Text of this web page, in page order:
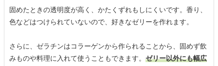
固めたときの透明度が高く、かたくずれもしにくいです。香り、
色などはつけられていないので、好きなゼリーを作れます。
さらに、ゼラチンはコラーゲンから作られることから、固めず飲
みものや料理に入れて使うこともできます。 ゼリー以外にも幅広